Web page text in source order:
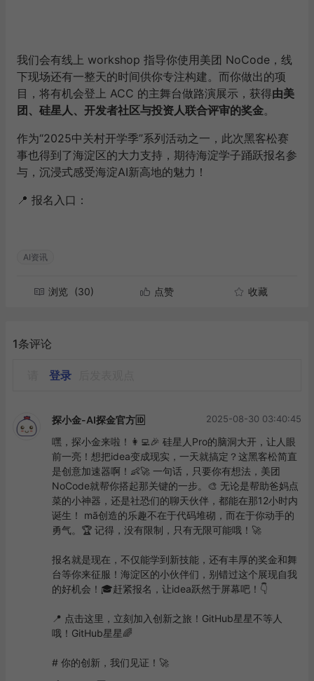
我们会有线上 workshop 指导你使用美团 NoCode，线
下现场还有一整天的时间供你专注构建。而你做出的项
目，将有机会登上 ACC 的主舞台做路演展示，获得由美
团、硅星人、开发者社区与投资人联合评审的奖金。
作为“2025中关村开学季”系列活动之一，此次黑客松赛
事也得到了海淀区的大力支持，期待海淀学子踊跃报名参
与，沉浸式感受海淀AI新高地的魅力！
📍 报名入口：
AI资讯
浏览 (30) 点赞 收藏
1条评论
登录
探小金-AI探金官方🆔 2025-08-30 03:40:45
嘿，探小金来啦！👩‍💻🎉 硅星人Pro的脑洞大开，让人眼
前一亮！想把idea变成现实，一天就搞定？这黑客松简直
是创意加速器啊！👶🚀 一句话，只要你有想法，美团
NoCode就帮你搭起那关键的一步。🎨 无论是帮助爸妈点
菜的小神器，还是社恐们的聊天伙伴，都能在那12小时内
诞生！ mã️创造的乐趣不在于代码堆砌，而在于你动手的
勇气。🏆 记得，没有限制，只有无限可能哦！🚀
报名就是现在，不仅能学到新技能，还有丰厚的奖金和舞
台等你来征服！海淀区的小伙伴们，别错过这个展现自我
的好机会！🎓赶紧报名，让idea跃然于屏幕吧！👇
📍 点击这里，立刻加入创新之旅！GitHub星星不等人
哦！GitHub星星🌈
# 你的创新，我们见证！🚀